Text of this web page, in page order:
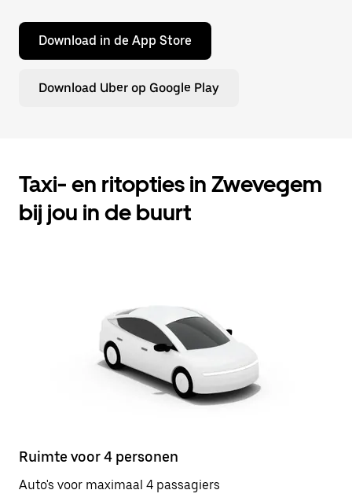
Download in de App Store
Download Uber op Google Play
Taxi- en ritopties in Zwevegem
bij jou in de buurt
Ruimte voor 4 personen
Auto's voor maximaal 4 passagiers